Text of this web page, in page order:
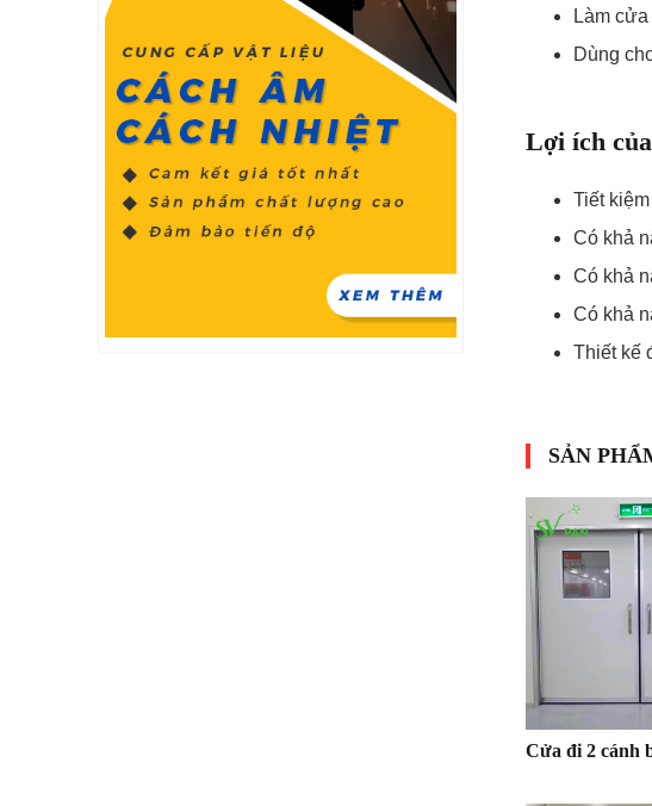
Làm
Dùng
Lợi ích
Tiết
Có khả
Có khả
Có khả
Thiết kế
SẢN
Cửa đi 2 cánh